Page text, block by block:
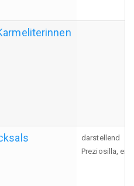
darstellend
Preziosilla,